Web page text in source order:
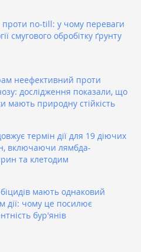
no-till: у чому переваги
смугового обробітку ґрунту
неефективний проти
дослідження показали, що
мають природну стійкість
термін дії для 19 діючих
включаючи лямбда-
та клетодим
мають однаковий
дії: чому це посилює
бур'янів